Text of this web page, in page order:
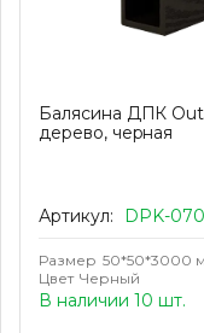
Балясина ДПК
дерево, черная
Артикул: DPK-
Размер 50*50*3000
Цвет Черный
В наличии 10 шт.